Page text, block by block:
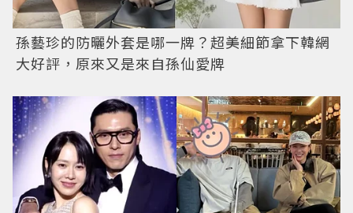
孫藝珍的防曬外套是哪一牌？超美細節拿下韓網
大好評，原來又是來自孫仙愛牌